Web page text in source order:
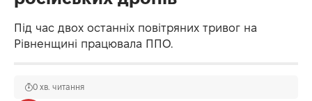
Під час двох останніх повітряних тривог на
Рівненщині працювала ППО.
0 хв. читання